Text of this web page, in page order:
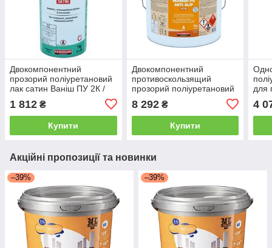
Двокомпонентний
прозорий поліуретановий
лак сатин Ваніш ПУ 2К /
1 812 ₴
Купити
Двокомпонентний
противоскользящий
прозорий поліуретановий
лак сатин Ваніш ПУ Анті
Сліп / Varnish PU Anti-Slip,
5 кг
8 292₴
Купити
для
PU
4
Акційні пропозиції та новинки
–39% –39%